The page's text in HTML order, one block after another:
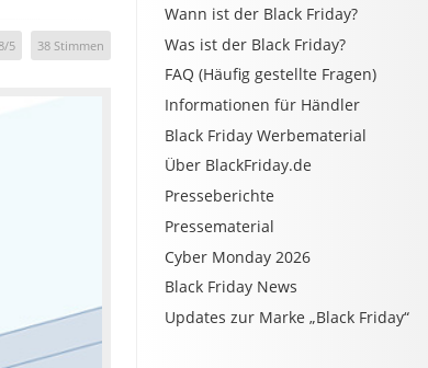
/5 38Stimmen
Wann ist der Black Friday?
Was ist der Black Friday?
FAQ (Häufig gestellte Fragen)
Informationen für Händler
Black Friday Werbematerial
Über BlackFriday.de
Presseberichte
Pressematerial
Cyber Monday 2026
Black Friday News
Updates zur Marke „Black Friday“